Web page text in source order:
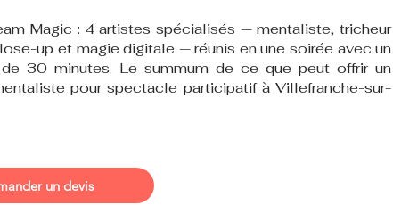
Magic : 4 artistes spécialisés — mentaliste, tricheur
up et magie digitale — réunis en une soirée avec un
30 minutes. Le summum de ce que peut offrir un
pour spectacle participatif à Villefranche-sur-
un devis